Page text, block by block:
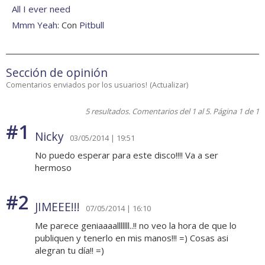
All I ever need
Mmm Yeah: Con Pitbull
Sección de opinión
Comentarios enviados por los usuarios! (Actualizar)
5 resultados. Comentarios del 1 al 5. Página 1 de 1
#1 Nicky 03/05/2014 | 19:51
No puedo esperar para este disco!!!! Va a ser
hermoso
#2 JIMEEE!!! 07/05/2014 | 16:10
Me parece geniaaaalllllll..!! no veo la hora de que lo
publiquen y tenerlo en mis manos!!! =) Cosas asi
alegran tu día!! =)